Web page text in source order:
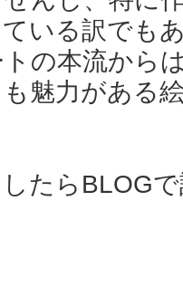
いる訳でも
の本流から
魅力がある
たらBLOG